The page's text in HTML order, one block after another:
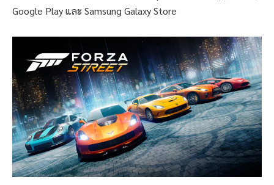
Google Play และ Samsung Galaxy Store